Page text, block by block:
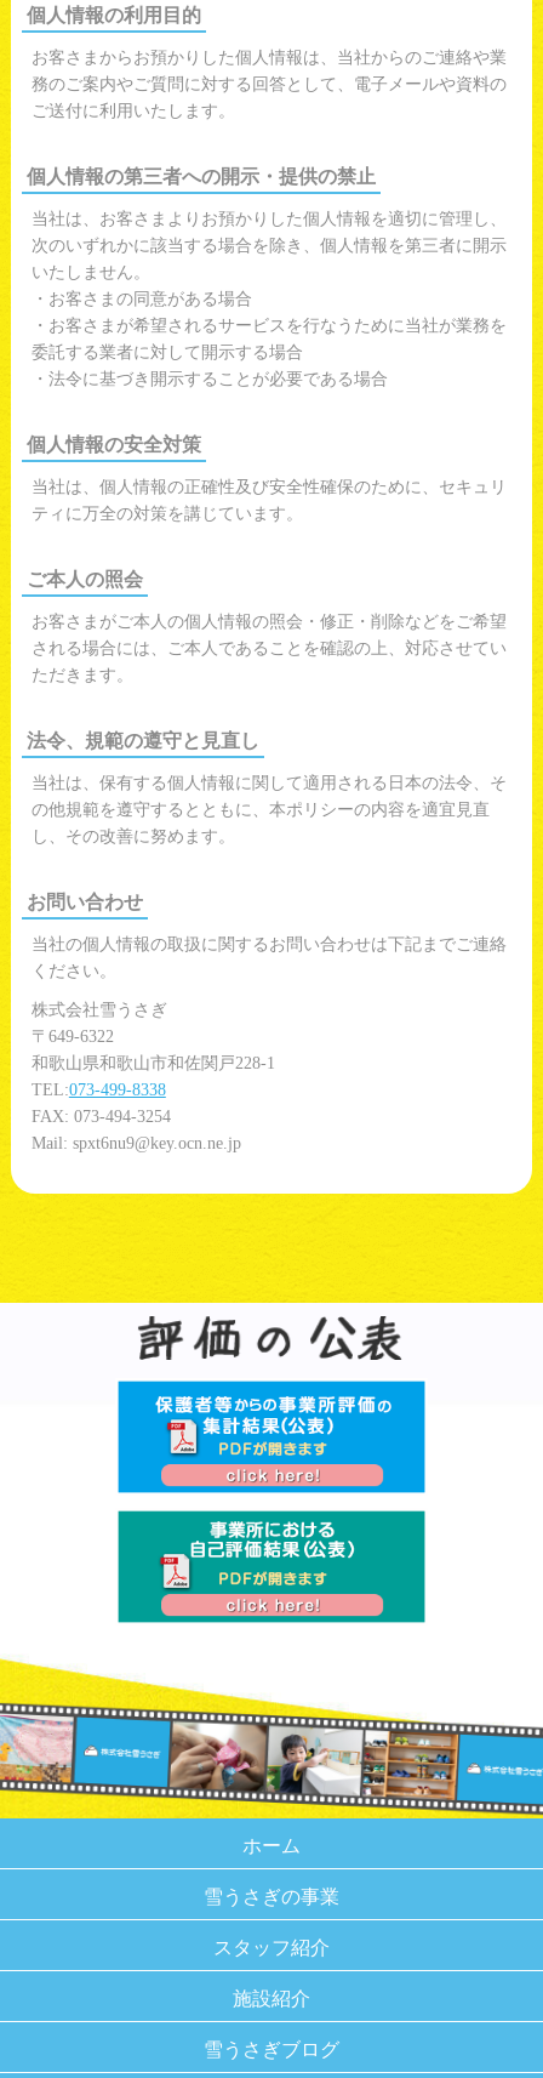
個人情報の利用目的
お客さまからお預かりした個人情報は、当社からのご連絡や業
務のご案内やご質問に対する回答として、電子メールや資料の
ご送付に利用いたします。
個人情報の第三者への開示・提供の禁止
当社は、お客さまよりお預かりした個人情報を適切に管理し、
次のいずれかに該当する場合を除き、個人情報を第三者に開示
いたしません。
・お客さまの同意がある場合
・お客さまが希望されるサービスを行なうために当社が業務を
委託する業者に対して開示する場合
・法令に基づき開示することが必要である場合
個人情報の安全対策
当社は、個人情報の正確性及び安全性確保のために、セキュリ
ティに万全の対策を講じています。
ご本人の照会
お客さまがご本人の個人情報の照会・修正・削除などをご希望
される場合には、ご本人であることを確認の上、対応させてい
ただきます。
法令、規範の遵守と見直し
当社は、保有する個人情報に関して適用される日本の法令、そ
の他規範を遵守するとともに、本ポリシーの内容を適宜見直
し、その改善に努めます。
お問い合わせ
当社の個人情報の取扱に関するお問い合わせは下記までご連絡
ください。
株式会社雪うさぎ
〒649-6322
和歌山県和歌山市和佐関戸228-1
TEL:073-499-8338
FAX: 073-494-3254
Mail: spxt6nu9@key.ocn.ne.jp
ホーム
雪うさぎの事業
スタッフ紹介
施設紹介
雪うさぎブログ